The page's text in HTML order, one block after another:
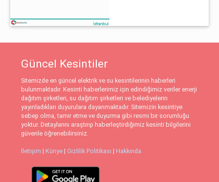
Güncel Kesintiler
Sitemizde en güncel elektrik ve su kesintilerinin haberleri
bulunmaktadır. Kesinti haberlerimiz için edindiğimiz veriler enerji
dağıtım şirketleri, su dağıtım şirketleri ve belediyelerin
yayınladıkları duyurulara dayanmaktadır. Sitemizin kesintiye
sebep olma, tamir etme ve duyurma gibi resmi bir sorumluğu
yoktur. Detaylarını araştırıp haberleştirdiğimiz kesinti bilgilerini
güvenle öğrenebilirsiniz.
İletişim | Künye | Gizlilik Politikası | Hakkında